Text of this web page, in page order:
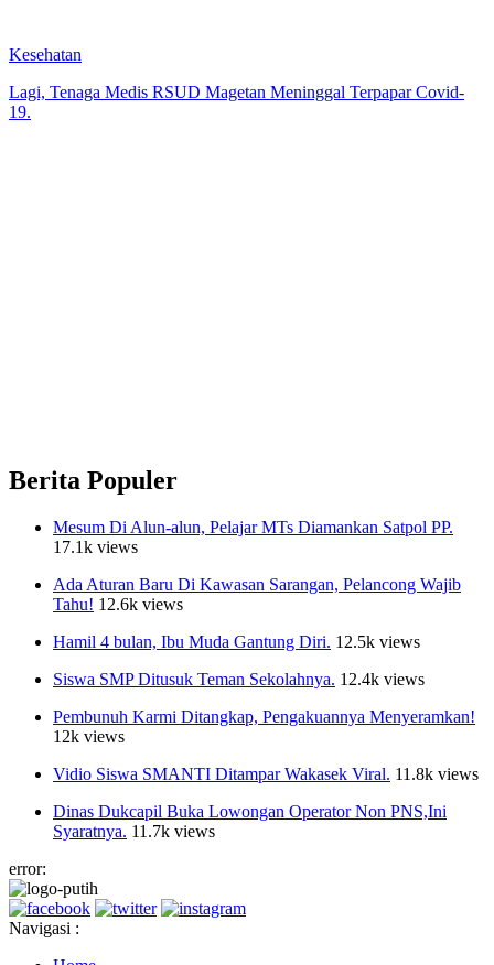
Kesehatan
Lagi, Tenaga Medis RSUD Magetan Meninggal Terpapar Covid-
19.
Berita Populer
Mesum Di Alun-alun, Pelajar MTs Diamankan Satpol PP.
17.1k views
Ada Aturan Baru Di Kawasan Sarangan, Pelancong Wajib
Tahu! 12.6k views
Hamil 4 bulan, Ibu Muda Gantung Diri. 12.5k views
Siswa SMP Ditusuk Teman Sekolahnya. 12.4k views
Pembunuh Karmi Ditangkap, Pengakuannya Menyeramkan!
12k views
Vidio Siswa SMANTI Ditampar Wakasek Viral. 11.8k views
Dinas Dukcapil Buka Lowongan Operator Non PNS,Ini
Syaratnya. 11.7k views
error:
Navigasi :